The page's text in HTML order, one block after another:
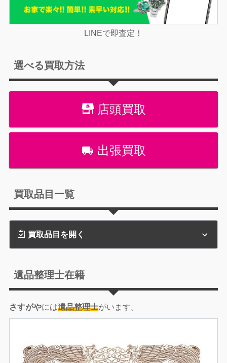
LINEで即査定！
選べる買取方法
店頭買取
出張買取
買取品目一覧
買取品目を開く
遺品整理士在籍
さすがやには遺品整理士がいます。